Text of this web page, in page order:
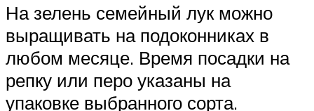
На зелень семейный лук можно
выращивать на подоконниках в
любом месяце. Время посадки на
репку или перо указаны на
упаковке выбранного сорта.